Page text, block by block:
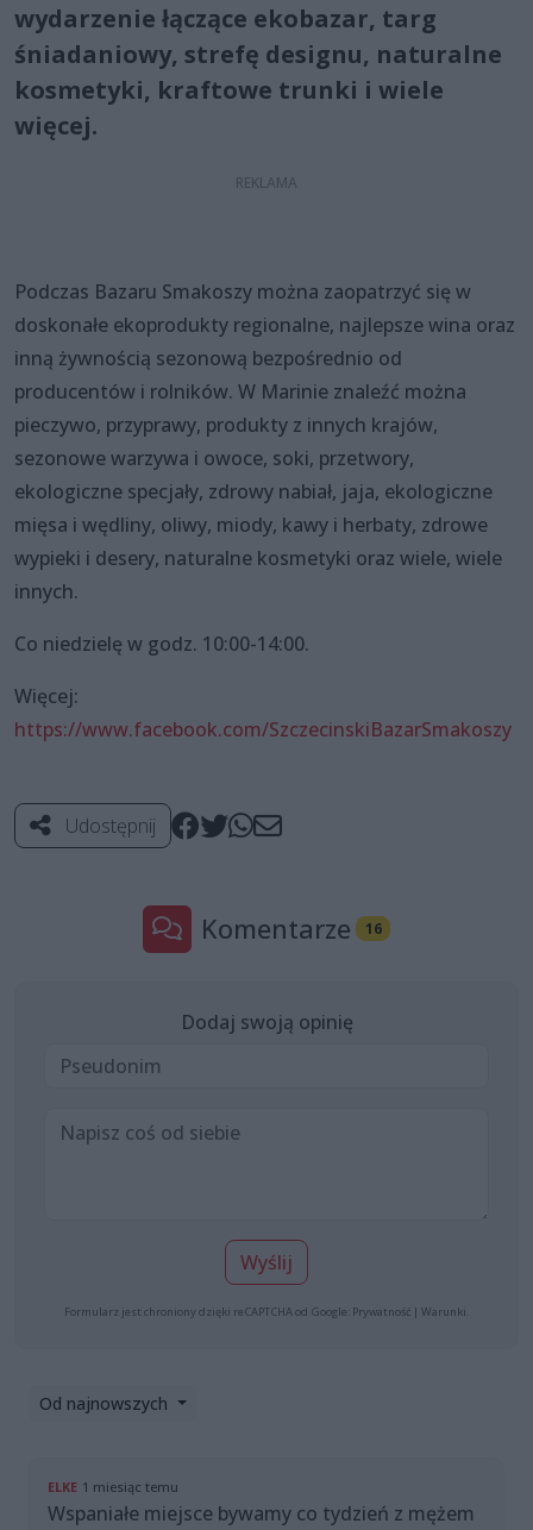
wydarzenie łączące ekobazar, targ
śniadaniowy, strefę designu, naturalne
kosmetyki, kraftowe trunki i wiele
więcej.
Podczas Bazaru Smakoszy można zaopatrzyć się w
doskonałe ekoprodukty regionalne, najlepsze wina oraz
inną żywnością sezonową bezpośrednio od
producentów i rolników. W Marinie znaleźć można
pieczywo, przyprawy, produkty z innych krajów,
sezonowe warzywa i owoce, soki, przetwory,
ekologiczne specjały, zdrowy nabiał, jaja, ekologiczne
mięsa i wędliny, oliwy, miody, kawy i herbaty, zdrowe
wypieki i desery, naturalne kosmetyki oraz wiele, wiele
innych.
Co niedzielę w godz. 10:00-14:00.
Więcej:
https://www.facebook.com/SzczecinskiBazarSmakoszy
Udostępnij
Komentarze 16
Dodaj swoją opinię
Wyślij
Formularz jest chroniony dzięki reCAPTCHA od Google: Prywatność | Warunki
Od najnowszych
ELKE 1 miesiąc temu
Wspaniałe miejsce bywamy co tydzień z mężem